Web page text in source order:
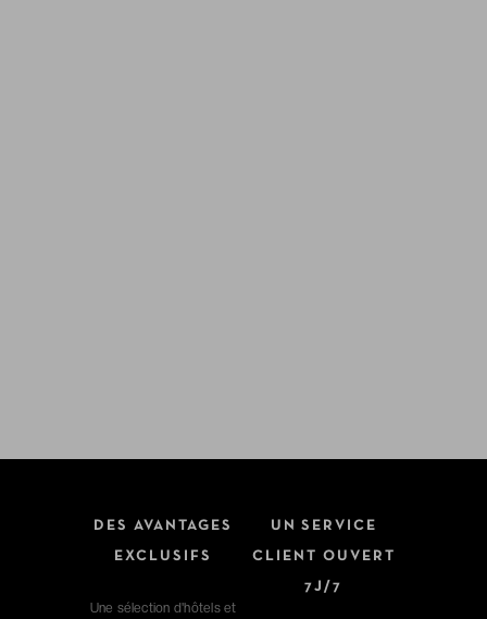
DES AVANTAGES
EXCLUSIFS
Une sélection d'hôtels et
UN SERVICE
CLIENT OUVERT
7J/7